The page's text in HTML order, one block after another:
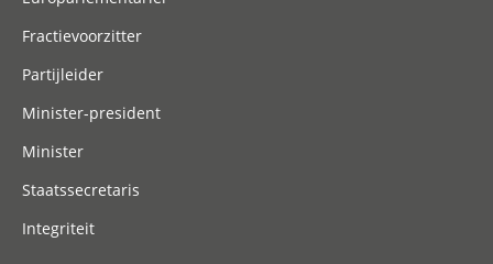
Fractievoorzitter
Partijleider
Minister-president
Minister
Staatssecretaris
Integriteit